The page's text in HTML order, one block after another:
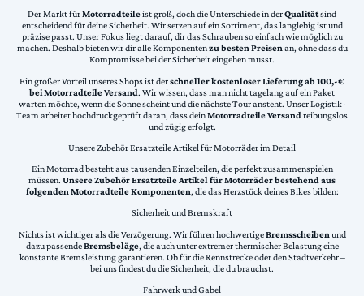
Der Markt fürMotorradteileist groß, doch die Unterschiede in derQualitätsind
entscheidend für deine Sicherheit. Wir setzen auf ein Sortiment, das langlebig ist und
präzise passt. Unser Fokus liegt darauf, dir das Schrauben so einfach wie möglich zu
machen. Deshalb bieten wir dir alle Komponentenzu besten Preisenan, ohne dass du
Kompromisse bei der Sicherheit eingehen musst.
Ein großer Vorteil unseres Shops ist derschneller kostenloser Lieferung ab 100,-€
bei Motorradteile Versand. Wir wissen, dass man nicht tagelang auf ein Paket
warten möchte, wenn die Sonne scheint und die nächste Tour ansteht. Unser Logistik-
Team arbeitet hochdruckgeprüft daran, dass deinMotorradteile Versand reibungslos
und zügig erfolgt.
Unsere Zubehör Ersatzteile Artikel für Motorräder im Detail
Ein Motorrad besteht aus tausenden Einzelteilen, die perfekt zusammenspielen
müssen. Unsere Zubehör Ersatzteile Artikel für Motorräder bestehend aus
folgenden Motorradteile Komponenten, die das Herzstück deines Bikes bilden:
Sicherheit und Bremskraft
Nichts ist wichtiger als die Verzögerung. Wir führen hochwertigeBremsscheiben und
dazu passendeBremsbeläge, die auch unter extremer thermischer Belastung eine
konstante Bremsleistung garantieren. Ob für die Rennstrecke oder den Stadtverkehr –
bei uns findest du die Sicherheit, die du brauchst.
Fahrwerk und Gabel